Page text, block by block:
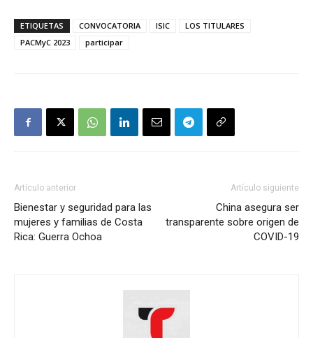
ETIQUETAS CONVOCATORIA ISIC
LOS TITULARES
PACMyC 2023
participar
Artículo anterior
Bienestar y seguridad para las
mujeres y familias de Costa
Rica: Guerra Ochoa
Artículo siguiente
China asegura ser
transparente sobre origen de
COVID-19